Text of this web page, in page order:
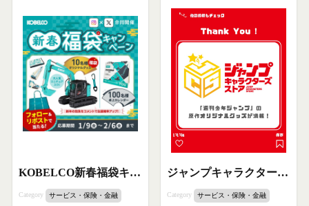
KOBELCO新春福袋キャンペーン
Category サービス・保険・金融
ジャンプキャラクターズストア オリジナルグッズ販売
Category サービス・保険・金融